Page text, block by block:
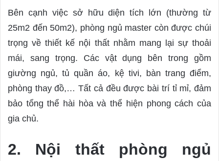
Bên cạnh việc sở hữu diện tích lớn (thường từ
25m2 đến 50m2), phòng ngủ master còn được chúi
trọng về thiết kế nội thất nhằm mang lại sự thoải
mái, sang trọng. Các vật dụng bên trong gồm
giường ngủ, tủ quần áo, kệ tivi, bàn trang điểm,
phòng thay đồ,… Tất cả đều được bài trí tỉ mỉ, đảm
bảo tổng thể hài hòa và thể hiện phong cách của
gia chủ.
2. Nội thất phòng ngủ